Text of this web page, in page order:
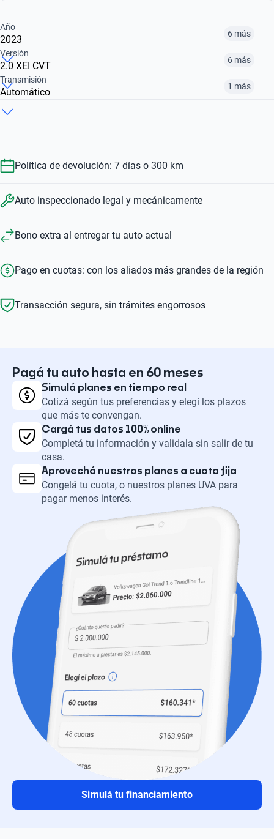
Año
2023 6 más
2010
$ 17.670.000
Versión
2.0 XEI CVT 6 más
1.8 SE-G AUTO
Transmisión
Automático 1 más
Política de devolución: 7 días o 300 km
Auto inspeccionado legal y mecánicamente
Bono extra al entregar tu auto actual
Pago en cuotas: con los aliados más grandes de la región
Transacción segura, sin trámites engorrosos
Pagá tu auto hasta en 60 meses
Simulá planes en tiempo real
Cotizá según tus preferencias y elegí los plazos
que más te convengan.
Cargá tus datos 100% online
Completá tu información y validala sin salir de tu
casa.
Aprovechá nuestros planes a cuota fija
Congelá tu cuota, o nuestros planes UVA para
pagar menos interés.
Simulá tu financiamiento